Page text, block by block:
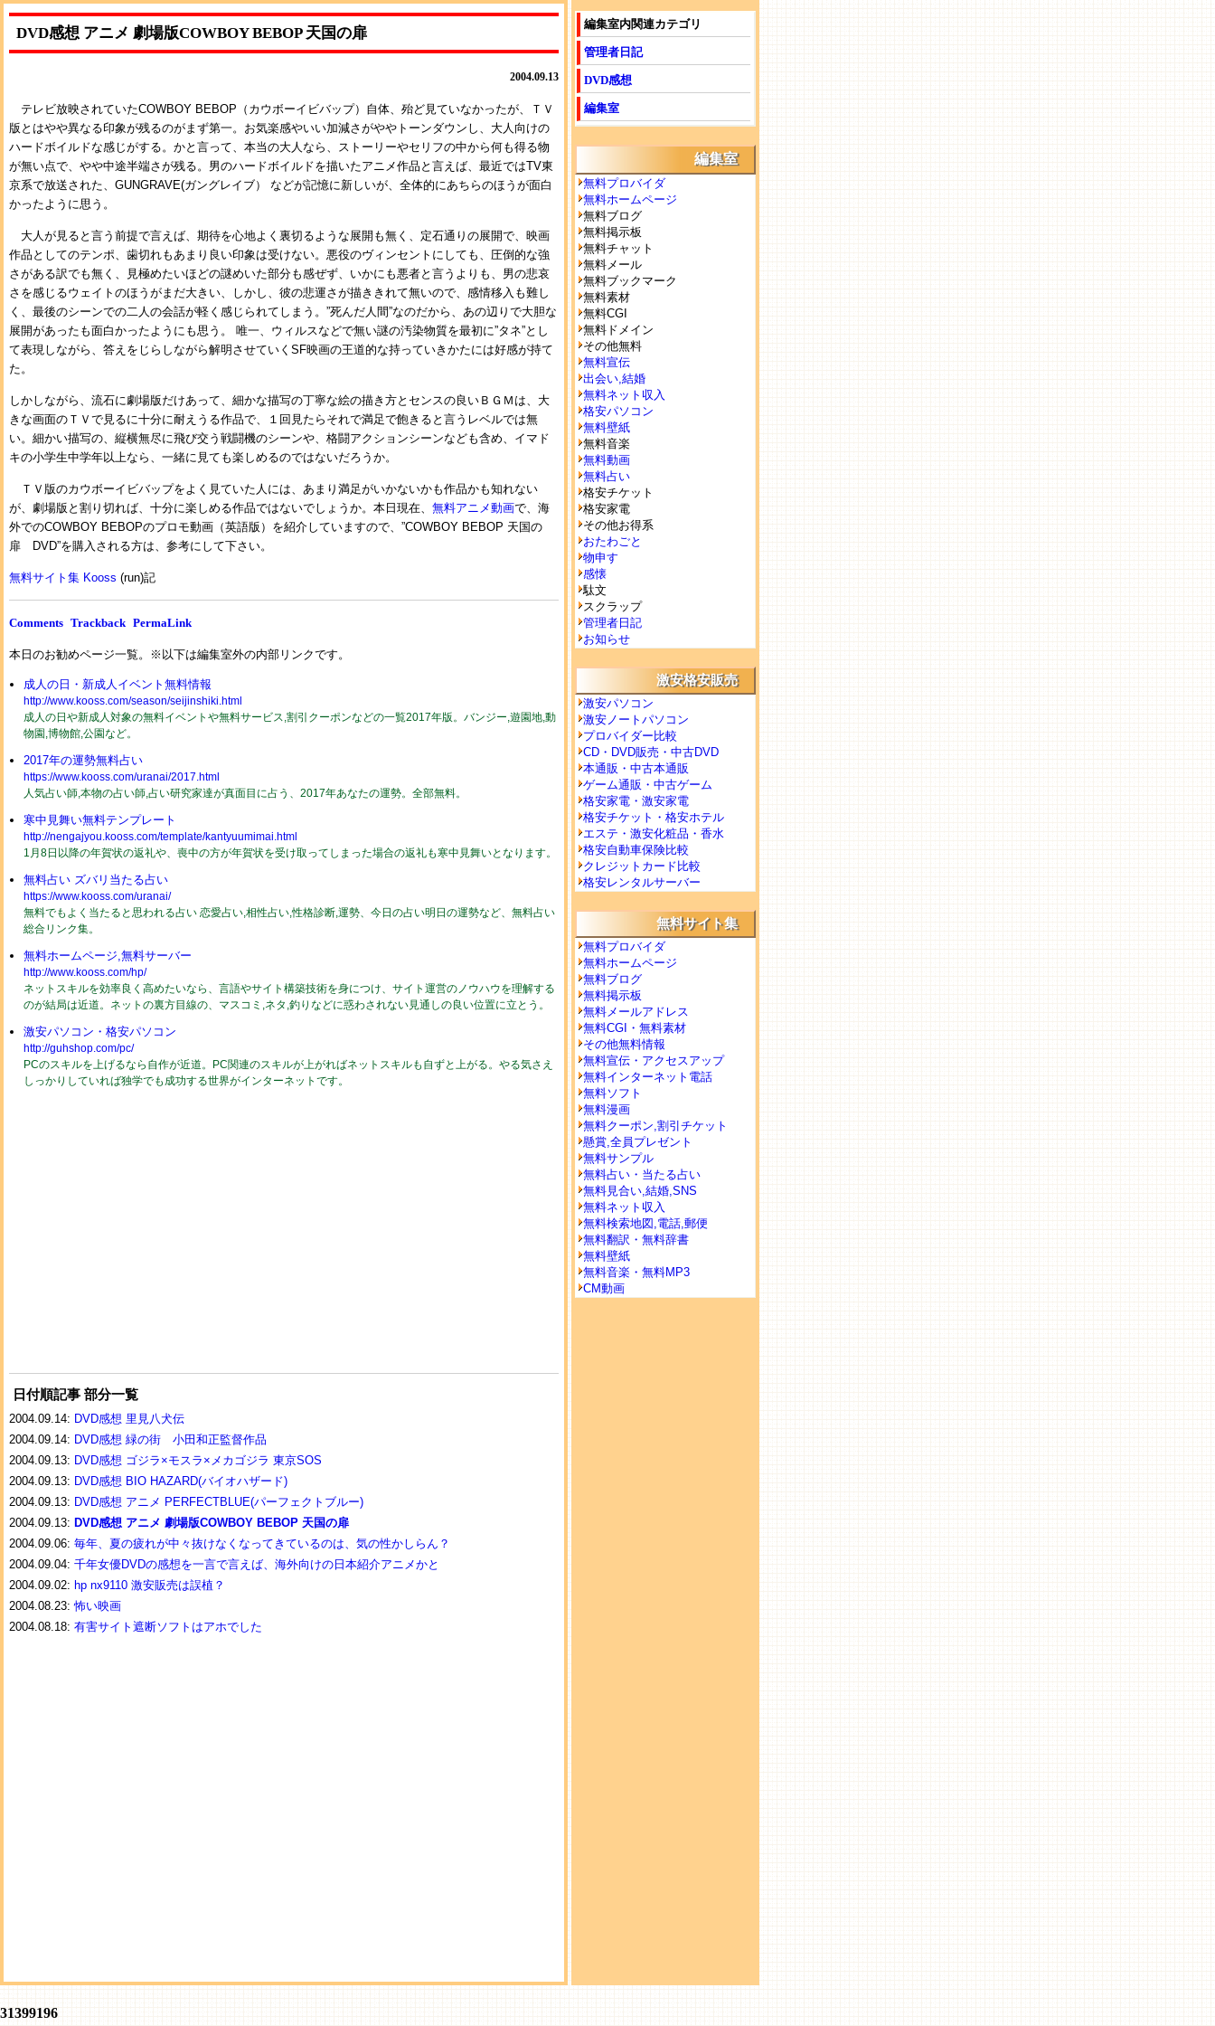
DVD感想 アニメ 劇場版COWBOY BEBOP 天国の扉
2004.09.13
テレビ放映されていたCOWBOY BEBOP（カウボーイビバップ）自体、殆ど見ていなかったが、ＴＶ
版とはやや異なる印象が残るのがまず第一。お気楽感やいい加減さがややトーンダウンし、大人向けの
ハードボイルドな感じがする。かと言って、本当の大人なら、ストーリーやセリフの中から何も得る物
が無い点で、やや中途半端さが残る。男のハードボイルドを描いたアニメ作品と言えば、最近ではTV東
京系で放送された、GUNGRAVE(ガングレイブ） などが記憶に新しいが、全体的にあちらのほうが面白
かったように思う。
大人が見ると言う前提で言えば、期待を心地よく裏切るような展開も無く、定石通りの展開で、映画
作品としてのテンポ、歯切れもあまり良い印象は受けない。悪役のヴィンセントにしても、圧倒的な強
さがある訳でも無く、見極めたいほどの謎めいた部分も感ぜず、いかにも悪者と言うよりも、男の悲哀
さを感じるウェイトのほうがまだ大きい、しかし、彼の悲運さが描ききれて無いので、感情移入も難し
く、最後のシーンでの二人の会話が軽く感じられてしまう。”死んだ人間”なのだから、あの辺りで大胆な
展開があったも面白かったようにも思う。 唯一、ウィルスなどで無い謎の汚染物質を最初に”タネ”とし
て表現しながら、答えをじらしながら解明させていくSF映画の王道的な持っていきかたには好感が持て
た。
しかしながら、流石に劇場版だけあって、細かな描写の丁寧な絵の描き方とセンスの良いＢＧＭは、大
きな画面のＴＶで見るに十分に耐えうる作品で、１回見たらそれで満足で飽きると言うレベルでは無
い。細かい描写の、縦横無尽に飛び交う戦闘機のシーンや、格闘アクションシーンなども含め、イマド
キの小学生中学年以上なら、一緒に見ても楽しめるのではないだろうか。
ＴＶ版のカウボーイビバップをよく見ていた人には、あまり満足がいかないかも作品かも知れない
が、劇場版と割り切れば、十分に楽しめる作品ではないでしょうか。本日現在、 無料アニメ動画で、海
外でのCOWBOY BEBOPのプロモ動画（英語版）を紹介していますので、”COWBOY BEBOP 天国の
扉 DVD”を購入される方は、参考にして下さい。
無料サイト集 Kooss (run)記
Comments Trackback PermaLink
本日のお勧めページ一覧。※以下は編集室外の内部リンクです。
成人の日・新成人イベント無料情報
http://www.kooss.com/season/seijinshiki.html
成人の日や新成人対象の無料イベントや無料サービス,割引クーポンなどの一覧2017年版。バンジー,遊園地,動
物園,博物館,公園など。
2017年の運勢無料占い
https://www.kooss.com/uranai/2017.html
人気占い師,本物の占い師,占い研究家達が真面目に占う、2017年あなたの運勢。全部無料。
寒中見舞い無料テンプレート
http://nengajyou.kooss.com/template/kantyuumimai.html
1月8日以降の年賀状の返礼や、喪中の方が年賀状を受け取ってしまった場合の返礼も寒中見舞いとなります。
無料占い ズバリ当たる占い
https://www.kooss.com/uranai/
無料でもよく当たると思われる占い 恋愛占い,相性占い,性格診断,運勢、今日の占い明日の運勢など、無料占い
総合リンク集。
無料ホームページ,無料サーバー
http://www.kooss.com/hp/
ネットスキルを効率良く高めたいなら、言語やサイト構築技術を身につけ、サイト運営のノウハウを理解する
のが結局は近道。ネットの裏方目線の、マスコミ,ネタ,釣りなどに惑わされない見通しの良い位置に立とう。
激安パソコン・格安パソコン
http://guhshop.com/pc/
PCのスキルを上げるなら自作が近道。PC関連のスキルが上がればネットスキルも自ずと上がる。やる気さえ
しっかりしていれば独学でも成功する世界がインターネットです。
日付順記事 部分一覧
2004.09.14: DVD感想 里見八犬伝
2004.09.14: DVD感想 緑の街 小田和正監督作品
2004.09.13: DVD感想 ゴジラ×モスラ×メカゴジラ 東京SOS
2004.09.13: DVD感想 BIO HAZARD(バイオハザード)
2004.09.13: DVD感想 アニメ PERFECTBLUE(パーフェクトブルー)
2004.09.13: DVD感想 アニメ 劇場版COWBOY BEBOP 天国の扉
2004.09.06: 毎年、夏の疲れが中々抜けなくなってきているのは、気の性かしらん？
2004.09.04: 千年女優DVDの感想を一言で言えば、海外向けの日本紹介アニメかと
2004.09.02: hp nx9110 激安販売は誤植？
2004.08.23:怖い映画
2004.08.18: 有害サイト遮断ソフトはアホでした
編集室内関連カテゴリ
管理者日記
DVD感想
編集室
編集室
無料プロバイダ
無料ホームページ
無料ブログ
無料掲示板
無料チャット
無料メール
無料ブックマーク
無料素材
無料CGI
無料ドメイン
その他無料
無料宣伝
出会い,結婚
無料ネット収入
格安パソコン
無料壁紙
無料音楽
無料動画
無料占い
格安チケット
格安家電
その他お得系
おたわごと
物申す
感懐
駄文
スクラップ
管理者日記
お知らせ
激安格安販売
激安パソコン
激安ノートパソコン
プロバイダー比較
CD・DVD販売・中古DVD
本通販・中古本通販
ゲーム通販・中古ゲーム
格安家電・激安家電
格安チケット・格安ホテル
エステ・激安化粧品・香水
格安自動車保険比較
クレジットカード比較
格安レンタルサーバー
無料サイト集
無料プロバイダ
無料ホームページ
無料ブログ
無料掲示板
無料メールアドレス
無料CGI・無料素材
その他無料情報
無料宣伝・アクセスアップ
無料インターネット電話
無料ソフト
無料漫画
無料クーポン,割引チケット
懸賞,全員プレゼント
無料サンプル
無料占い・当たる占い
無料見合い,結婚,SNS
無料ネット収入
無料検索地図,電話,郵便
無料翻訳・無料辞書
無料壁紙
無料音楽・無料MP3
CM動画
31399196